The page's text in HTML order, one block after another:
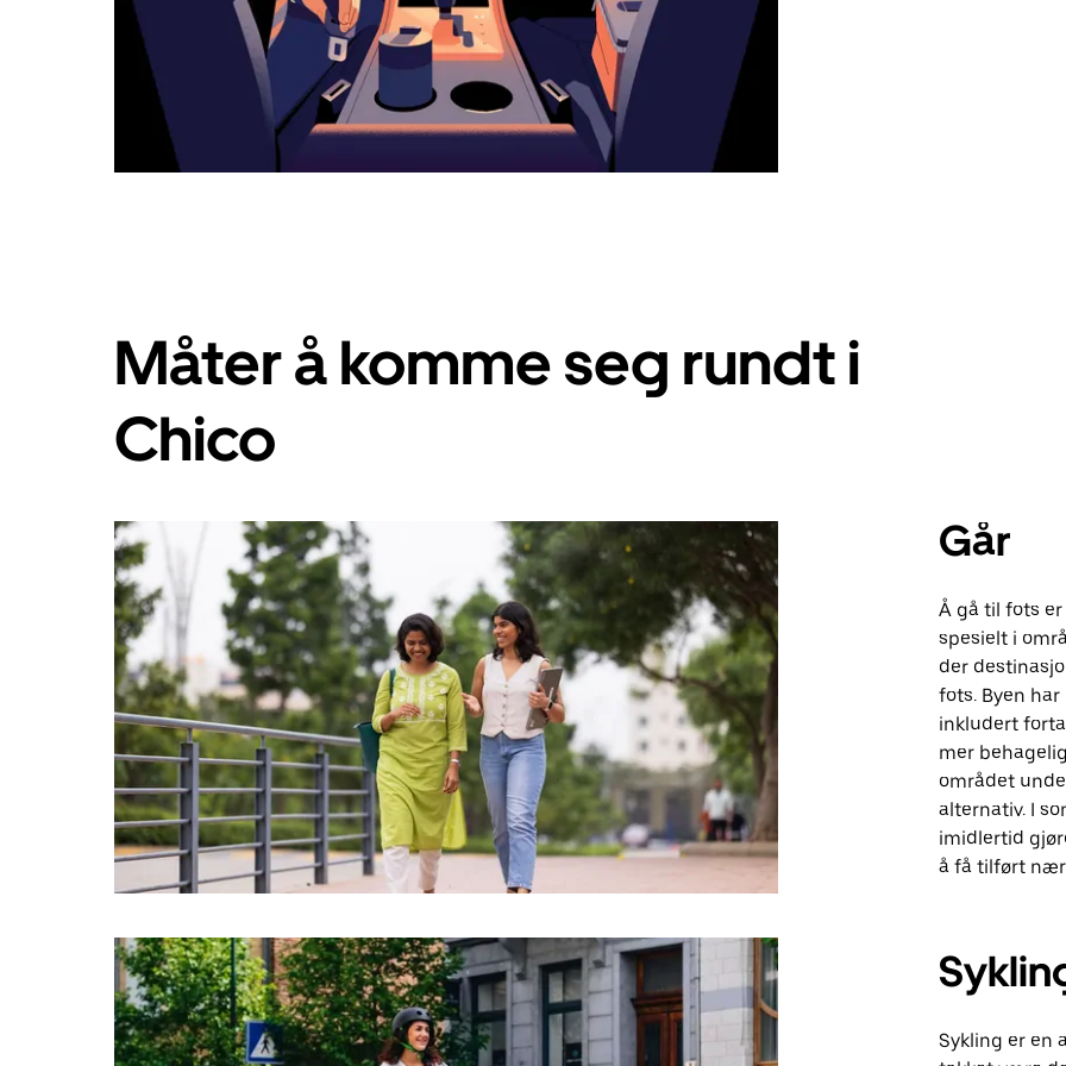
Måter å komme seg rundt i
Chico
Går
Å gå til fots
spesielt i
der
fots. Byen
inkludert
mer
området
alternativ. I
imidlertid
å få tilført
Sykling er en